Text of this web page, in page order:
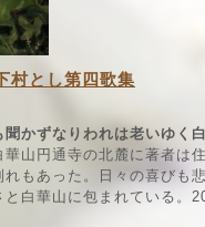
村とし第四歌集
かずなりわれは老いゆく
華山円通寺の北麓に著者は
れもあった。日々の喜びも
白華山に包まれている。